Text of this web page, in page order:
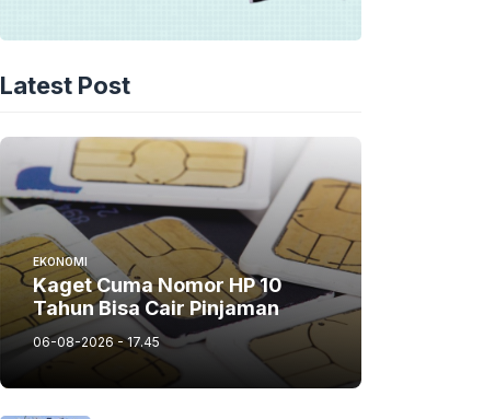
Latest Post
EKONOMI
Kaget Cuma Nomor HP 10
Tahun Bisa Cair Pinjaman
06-08-2026 - 17.45